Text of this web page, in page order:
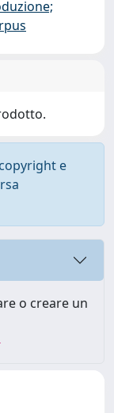
e
o creare un